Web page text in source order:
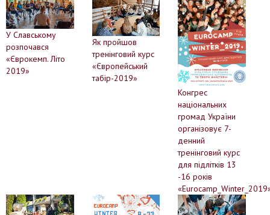
У Славському
розпочався
«Єврокемп. Літо
2019»
Як пройшов
тренінговий курс
«Європейський
табір-2019»
Конгрес
національних
громад України
організовує 7-
денний
тренінговий курс
для підлітків 13
-16 років